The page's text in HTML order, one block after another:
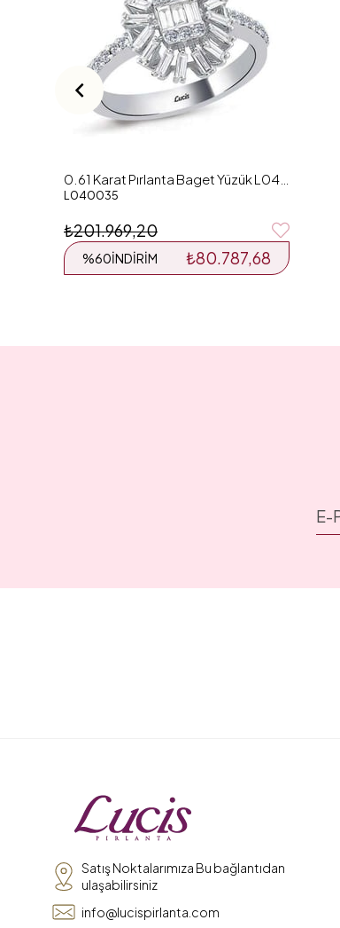
L040035
₺80.787,68
%60İNDIRIM
₺201.969,20
Satış Noktalarımıza Bu bağlantıdan
ulaşabilirsiniz
info@lucispirlanta.com